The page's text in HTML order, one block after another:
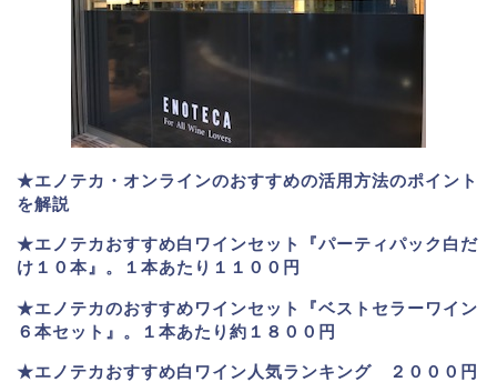
★エノテカ・オンラインのおすすめの活用方法のポイント
を解説
★エノテカおすすめ白ワインセット『パーティパック白だ
け１０本』。１本あたり１１００円
★エノテカのおすすめワインセット『ベストセラーワイン
６本セット』。
１本あたり約１８００円
★エノテカおすすめ白ワイン人気ランキング ２０００円